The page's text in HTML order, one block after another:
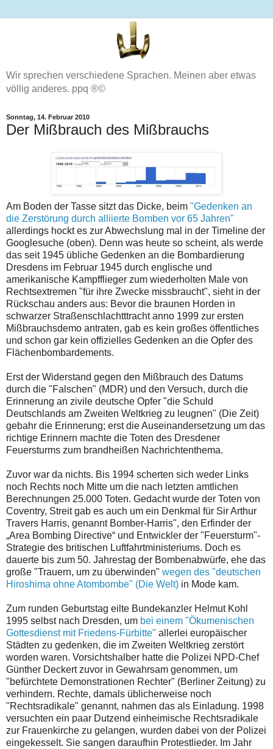
Wir sprechen verschiedene Sprachen. Meinen aber etwas
völlig anderes. ppq ®©
Sonntag, 14. Februar 2010
Der Mißbrauch des Mißbrauchs
Am Boden der Tasse sitzt das Dicke, beim "Gedenken an
die Zerstörung durch alliierte Bomben vor 65 Jahren"
allerdings hockt es zur Abwechslung mal in der Timeline der
Googlesuche (oben). Denn was heute so scheint, als werde
das seit 1945 übliche Gedenken an die Bombardierung
Dresdens im Februar 1945 durch englische und
amerikanische Kampfflieger zum wiederholten Male von
Rechtsextremen "für ihre Zwecke missbraucht", sieht in der
Rückschau anders aus: Bevor die braunen Horden in
schwarzer Straßenschlachtttracht anno 1999 zur ersten
Mißbrauchsdemo antraten, gab es kein großes öffentliches
und schon gar kein offizielles Gedenken an die Opfer des
Flächenbombardements.
Erst der Widerstand gegen den Mißbrauch des Datums
durch die "Falschen" (MDR) und den Versuch, durch die
Erinnerung an zivile deutsche Opfer "die Schuld
Deutschlands am Zweiten Weltkrieg zu leugnen" (Die Zeit)
gebahr die Erinnerung; erst die Auseinandersetzung um das
richtige Erinnern machte die Toten des Dresdener
Feuersturms zum brandheißen Nachrichtenthema.
Zuvor war da nichts. Bis 1994 scherten sich weder Links
noch Rechts noch Mitte um die nach letzten amtlichen
Berechnungen 25.000 Toten. Gedacht wurde der Toten von
Coventry, Streit gab es auch um ein Denkmal für Sir Arthur
Travers Harris, genannt Bomber-Harris", den Erfinder der
„Area Bombing Directive“ und Entwickler der "Feuersturm"-
Strategie des britischen Luftfahrtministeriums. Doch es
dauerte bis zum 50. Jahrestag der Bombenabwürfe, ehe das
große "Trauern, um zu überwinden" wegen des "deutschen
Hiroshima ohne Atombombe" (Die Welt) in Mode kam.
Zum runden Geburtstag eilte Bundekanzler Helmut Kohl
1995 selbst nach Dresden, um bei einem "Ökumenischen
Gottesdienst mit Friedens-Fürbitte" allerlei europäischer
Städten zu gedenken, die im Zweiten Weltkrieg zerstört
worden waren. Vorsichtshalber hatte die Polizei NPD-Chef
Günther Deckert zuvor in Gewahrsam genommen, um
"befürchtete Demonstrationen Rechter" (Berliner Zeitung) zu
verhindern. Rechte, damals üblicherweise noch
"Rechtsradikale" genannt, nahmen das als Einladung. 1998
versuchten ein paar Dutzend einheimische Rechtsradikale
zur Frauenkirche zu gelangen, wurden dabei von der Polizei
eingekesselt. Sie sangen daraufhin Protestlieder. Im Jahr